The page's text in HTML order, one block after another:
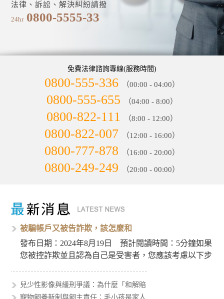
法律、訴訟、解決糾紛請撥
24hr 0800-5555-33
免費法律諮詢專線(服務時間)
0800-555-336 （00:00 - 04:00）
0800-555-655 （04:00 - 8:00）
0800-822-111 （8:00 - 12:00）
0800-822-007 （12:00 - 16:00）
0800-777-878 （16:00 - 20:00）
0800-249-249 （20:00 - 00:00）
被騙帳戶又被告詐欺，該怎麼和
發布日期：2024年8月19日 預計閱讀時間：5分鐘如果
您被控詐欺並且認為自己是受害者，您應該考慮以下步
兒少性影像與緩刑爭議：為什麼「和解賠
寵物飼養新制與飼主責任：毛小孩是家人